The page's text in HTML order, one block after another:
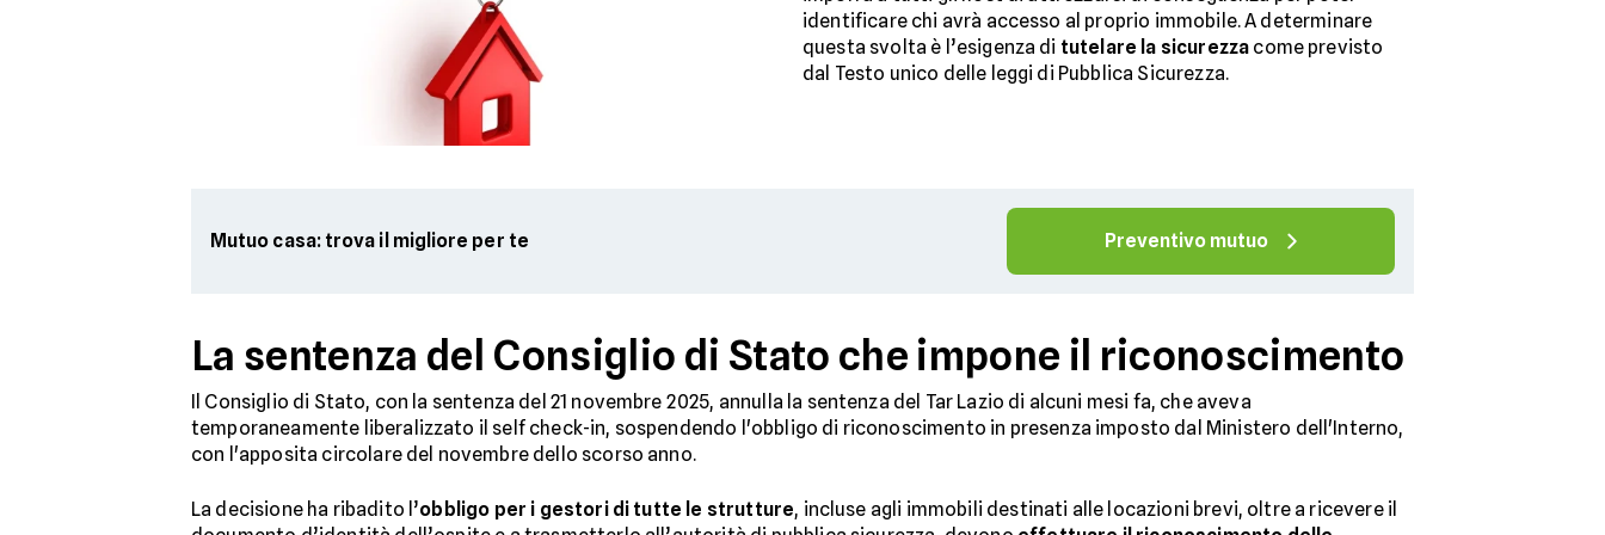
identificare chi avrà accesso al proprio immobile. A determinare
questa svolta è l’esigenza di tutelare la sicurezza come previsto
dal Testo unico delle leggi di Pubblica Sicurezza.
Mutuo casa: trova il migliore per te Preventivo mutuo
La sentenza del Consiglio di Stato che impone il riconoscimento
Il Consiglio di Stato, con la sentenza del 21 novembre 2025, annulla la sentenza del Tar Lazio di alcuni mesi fa, che aveva
temporaneamente liberalizzato il self check-in, sospendendo l'obbligo di riconoscimento in presenza imposto dal Ministero dell'Interno,
con l'apposita circolare del novembre dello scorso anno.
La decisione ha ribadito l’obbligo per i gestori di tutte le strutture, incluse agli immobili destinati alle locazioni brevi, oltre a ricevere il